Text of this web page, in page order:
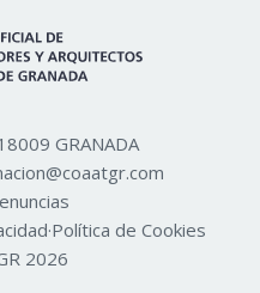
GRANADA
·Política de Cookies
2026